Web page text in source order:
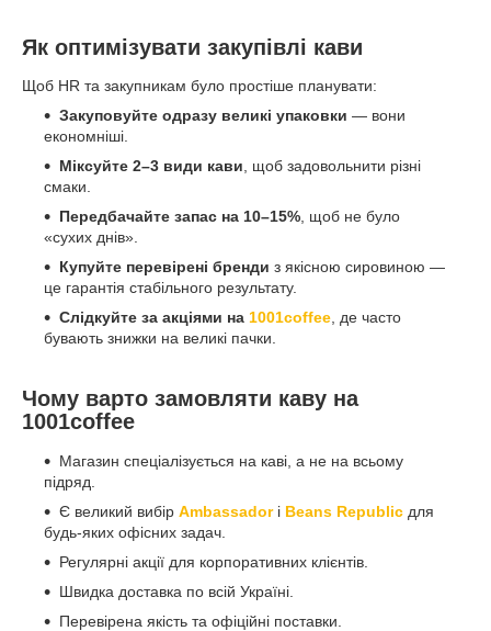
Як оптимізувати закупівлі кави
Щоб HR та закупникам було простіше планувати:
Закуповуйте одразу великі упаковки — вони
економніші.
Міксуйте 2–3 види кави , щоб задовольнити різні
смаки.
Передбачайте запас на 10–15% , щоб не було
«сухих днів».
Купуйте перевірені бренди з якісною сировиною —
це гарантія стабільного результату.
Слідкуйте за акціями на 1001coffee , де часто
бувають знижки на великі пачки.
Чому варто замовляти каву на
1001coffee
Магазин спеціалізується на каві, а не на всьому
підряд.
Є великий вибір Ambassador і Beans Republic для
будь-яких офісних задач.
Регулярні акції для корпоративних клієнтів.
Швидка доставка по всій Україні.
Перевірена якість та офіційні поставки.